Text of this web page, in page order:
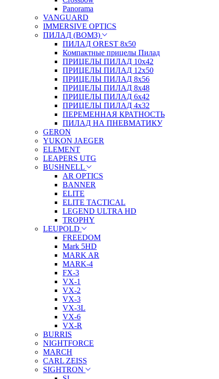
Panorama
VANGUARD
IMMERSIVE OPTICS
ПИЛАД (ВОМЗ)
ПИЛАД OREST 8х50
Компактные прицелы Пилад
ПРИЦЕЛЫ ПИЛАД 10х42
ПРИЦЕЛЫ ПИЛАД 12х50
ПРИЦЕЛЫ ПИЛАД 8х56
ПРИЦЕЛЫ ПИЛАД 8х48
ПРИЦЕЛЫ ПИЛАД 6х42
ПРИЦЕЛЫ ПИЛАД 4х32
ПЕРЕМЕННАЯ КРАТНОСТЬ
ПИЛАД НА ПНЕВМАТИКУ
GERON
YUKON JAEGER
ELEMENT
LEAPERS UTG
BUSHNELL
AR OPTICS
BANNER
ELITE
ELITE TACTICAL
LEGEND ULTRA HD
TROPHY
LEUPOLD
FREEDOM
Mark 5HD
MARK AR
MARK-4
FX-3
VX-1
VX-2
VX-3
VX-3L
VX-6
VX-R
BURRIS
NIGHTFORCE
MARCH
CARL ZEISS
SIGHTRON